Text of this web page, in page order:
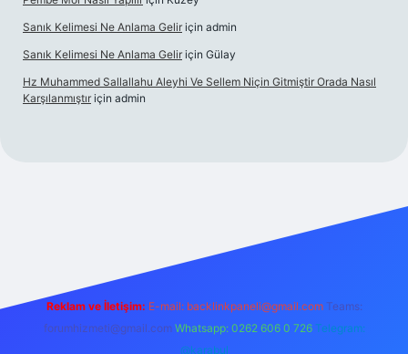
Sanık Kelimesi Ne Anlama Gelir için admin
Sanık Kelimesi Ne Anlama Gelir için Gülay
Hz Muhammed Sallallahu Aleyhi Ve Sellem Niçin Gitmiştir Orada Nasıl
Karşılanmıştır için admin
Reklam ve İletişim: E-mail: backlinkpaneli@gmail.com Teams:
forumhizmeti@gmail.com Whatsapp: 0262 606 0 726 Telegram:
@karabul